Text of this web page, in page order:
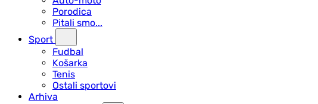
Porodica
Pitali smo...
Sport
Fudbal
Košarka
Tenis
Ostali sportovi
Arhiva